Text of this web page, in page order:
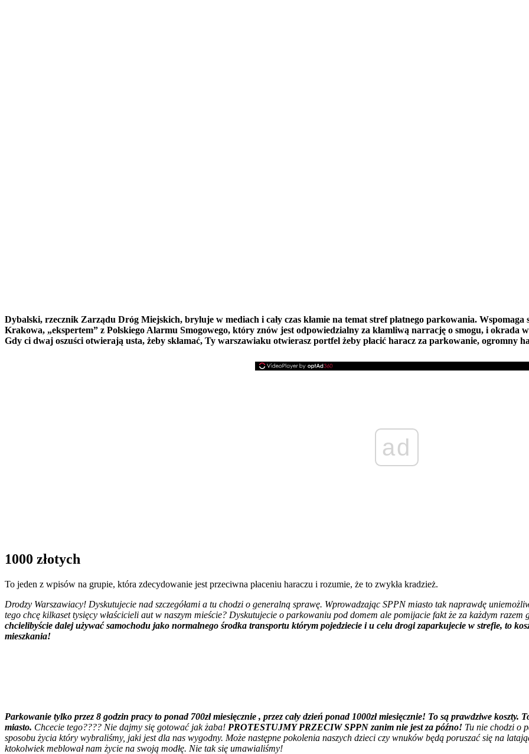
Dybalski, rzecznik Zarządu Dróg Miejskich, bryluje w mediach i cały czas kłamie na temat stref płatnego parkowania.
Krakowa, „ekspertem” z Polskiego Alarmu Smogowego, który znów jest odpowiedzialny za kłamliwą narrację o smogu, i okrada
Gdy ci dwaj oszuści otwierają usta, żeby skłamać, Ty warszawiaku otwierasz portfel żeby płacić haracz za parkowanie, ogromny
ad
1000 złotych
To jeden z wpisów na grupie, która zdecydowanie jest przeciwna płaceniu haraczu i rozumie, że to zwykła kradzież.
Drodzy Warszawiacy! Dyskutujecie nad szczegółami a tu chodzi o generalną sprawę. Wprowadzając SPPN miasto tak naprawdę
tego chcę kilkaset tysięcy właścicieli aut w naszym mieście? Dyskutujecie o parkowaniu pod domem ale pomijacie fakt że za każdym
chcielibyście dalej używać samochodu jako normalnego środka transportu którym pojedziecie i u celu drogi zaparkujecie w strefie, to
mieszkania!
Parkowanie tylko przez 8 godzin pracy to ponad 700zł miesięcznie , przez cały dzień ponad 1000zł miesięcznie! To są prawdziwe
miasto. Chcecie tego???? Nie dajmy się gotować jak żaba! PROTESTUJMY PRZECIW SPPN zanim nie jest za późno! Tu nie chodzi o
sposobu życia który wybraliśmy, jaki jest dla nas wygodny. Może następne pokolenia naszych dzieci czy wnuków będą poruszać się na
ktokolwiek meblował nam życie na swoją modłę. Nie tak się umawialiśmy!